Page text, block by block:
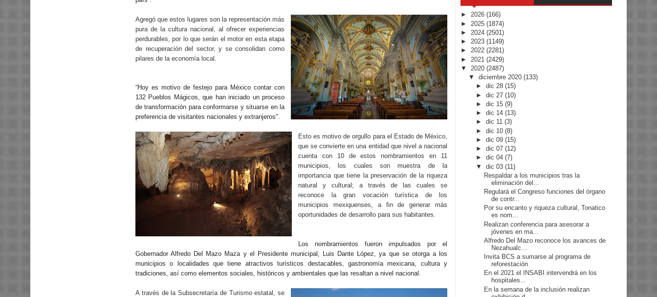
Agregó que estos lugares son la representación más
pura de la cultura nacional, al ofrecer experiencias
perdurables, por lo que serán el motor en esta etapa
de recuperación del sector, y se consolidan como
pilares de la economía local.
“Hoy es motivo de festejo para México contar con
132 Pueblos Mágicos, que han iniciado un proceso
de transformación para conformarse y situarse en la
preferencia de visitantes nacionales y extranjeros".
Esto es motivo de orgullo para el Estado de México,
que se convierte en una entidad que nivel a nacional
cuenta con 10 de estos nombramientos en 11
municipios, los cuales son muestra de la
importancia que tiene la preservación de la riqueza
natural y cultural; a través de las cuales se
reconoce la gran vocación turística de los
municipios mexiquenses, a fin de generar más
oportunidades de desarrollo para sus habitantes.
Los nombramientos fueron impulsados por el
Gobernador Alfredo Del Mazo Maza y el Presidente municipal, Luis Dante López, ya que se otorga a los
municipios o localidades que tiene atractivos turísticos destacables, gastronomía mexicana, cultura y
tradiciones, así como elementos sociales, históricos y ambientales que las resaltan a nivel nacional.
A través de la Subsecretaría de Turismo estatal, se
► 2026 (166)
► 2025 (1874)
► 2024 (2501)
► 2023 (1149)
► 2022 (2281)
► 2021 (2429)
▼ 2020 (2487)
▼ diciembre 2020 (133)
►dic 28(15)
►dic 27(10)
►dic 15(9)
►dic 14(13)
►dic 11(3)
►dic 10(8)
►dic 09(15)
►dic 07(12)
►dic 04(7)
▼dic 03(11)
Respaldar a los municipios tras la
eliminación del...
Regulará el Congreso funciones del órgano
de contr...
Por su encanto y riqueza cultural, Tonatico
es nom...
Realizan conferencia para asesorar a
jóvenes en ma...
Alfredo Del Mazo reconoce los avances de
Nezahualc...
Invita BCS a sumarse al programa de
reforestación
En el 2021 el INSABI intervendrá en los
hospitales...
En la semana de la inclusión realizan